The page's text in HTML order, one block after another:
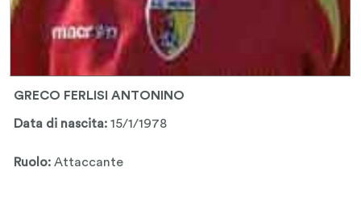
GRECO FERLISI ANTONINO
Data di nascita:15/1/1978
Ruolo:Attaccante